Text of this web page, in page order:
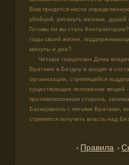
Вам придется нести
убийцей, рискнуть жизнью, душой
Готовы ли вы стать
годы своей жизни,
минуты и дни?
Четыре герцогских Дома
Вратами в Бездну и входят в
организации, стремящейся
существующее положение вещей -
противоположная сторона,
Баскервилль с пятыми Вратами,
стремятся получить власть над
▪ Правила ▪